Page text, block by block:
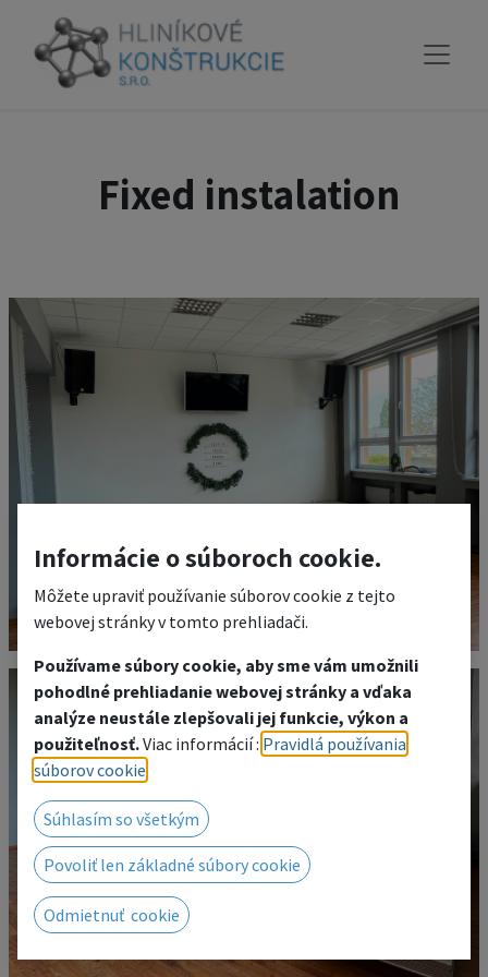
Fixed instalation
Informácie o súboroch cookie.
Môžete upraviť používanie súborov cookie z tejto
webovej stránky v tomto prehliadači.
Používame súbory cookie, aby sme vám umožnili
pohodlné prehliadanie webovej stránky a vďaka
analýze neustále zlepšovali jej funkcie, výkon a
použiteľnosť.Viac informácií : Pravidlá používania
súborov cookie
Súhlasím so všetkým
Povoliť len základné súbory cookie
Odmietnuť cookie